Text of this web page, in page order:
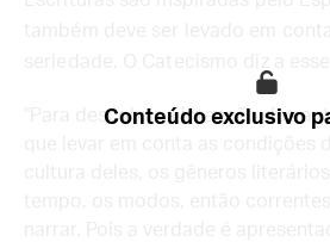
"Para descobrir a intenção dos
Conteúdo exclusivo